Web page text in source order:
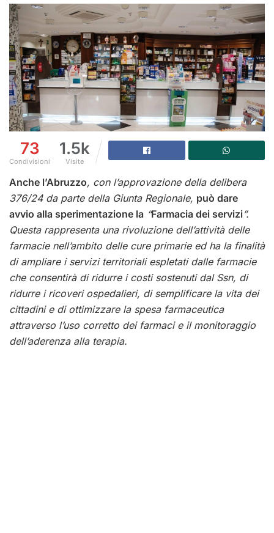
73
Condivisioni
1.5k
Visite
Anche l’Abruzzo, con l’approvazione della delibera
376/24 da parte della Giunta Regionale, può dare
avvio alla sperimentazione la “Farmacia dei servizi”.
Questa rappresenta una rivoluzione dell’attività delle
farmacie nell’ambito delle cure primarie ed ha la finalità
di ampliare i servizi territoriali espletati dalle farmacie
che consentirà di ridurre i costi sostenuti dal Ssn, di
ridurre i ricoveri ospedalieri, di semplificare la vita dei
cittadini e di ottimizzare la spesa farmaceutica
attraverso l’uso corretto dei farmaci e il monitoraggio
dell’aderenza alla terapia.